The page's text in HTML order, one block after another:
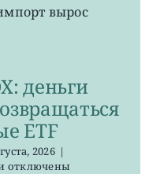
вырос
деньги
ETF
2026 |
котключены